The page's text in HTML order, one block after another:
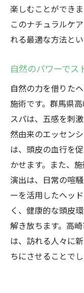
楽しむことができ
このナチュラルケ
れる最適な方法とい
自然のパワーでス
自然の力を借りた
施術です。群馬県
スパは、五感を刺
然由来のエッセン
は、頭皮の血行を
かせます。また、
演出は、日常の喧
ーを活用したヘッ
く、健康的な頭皮
解き放ちます。高
は、訪れる人々に
ちにさせることでし